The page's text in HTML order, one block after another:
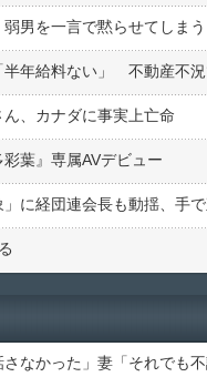
半年給料ない」 不動産不
ん、カナダに事実上亡命
葉』専属AVデビュー
に経団連会長も動揺、手
なかった」妻「それでも